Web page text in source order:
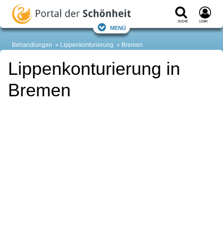
Suche Login
Menü
Behandlungen Lippenkonturierung Bremen
Lippenkonturierung in
Bremen